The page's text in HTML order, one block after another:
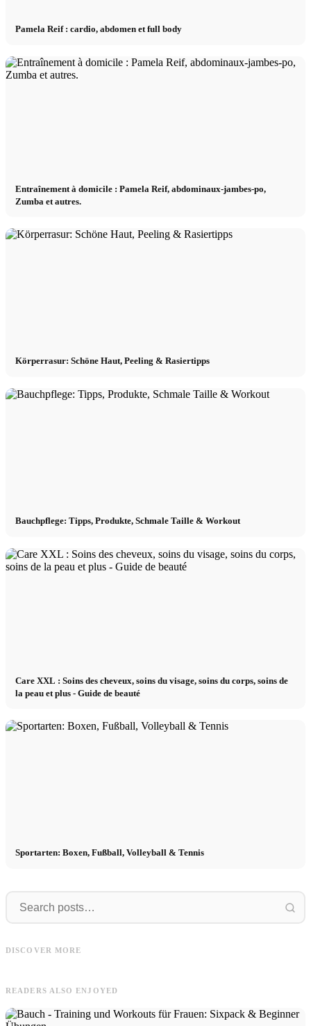
Pamela Reif : cardio, abdomen et full body
Entraînement à domicile : Pamela Reif, abdominaux-jambes-po,
Zumba et autres.
Körperrasur: Schöne Haut, Peeling & Rasiertipps
Bauchpflege: Tipps, Produkte, Schmale Taille & Workout
Care XXL : Soins des cheveux, soins du visage, soins du corps, soins de
la peau et plus - Guide de beauté
Sportarten: Boxen, Fußball, Volleyball & Tennis
DISCOVER MORE
Kalorienverbrauch
READERS ALSO ENJOYED